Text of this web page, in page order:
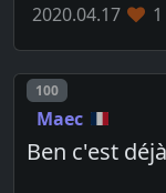
2020.04.17
Post number
100
Maec
Ben c'est